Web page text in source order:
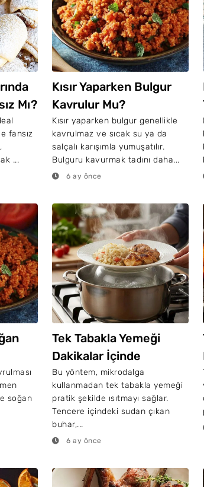
Mı?
fansız
...
Kısır Yaparken Bulgur
Kavrulur Mu?
Kısır yaparken bulgur genellikle
kavrulmaz ve sıcak su ya da
salçalı karışımla yumuşatılır.
Bulguru kavurmak tadını daha...
6 ay önce
soğan
Tek Tabakla Yemeği
Dakikalar İçinde
Isıtmanın 6 Yöntemi
Bu yöntem, mikrodalga
kullanmadan tek tabakla yemeği
pratik şekilde ısıtmayı sağlar.
Tencere içindeki sudan çıkan
buhar,...
6 ay önce